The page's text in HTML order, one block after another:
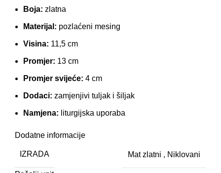
Boja: zlatna
Materijal: pozlaćeni mesing
Visina: 11,5 cm
Promjer: 13 cm
Promjer svijeće: 4 cm
Dodaci: zamjenjivi tuljak i šiljak
Namjena: liturgijska uporaba
Dodatne informacije
IZRADA Mat zlatni , Niklovani